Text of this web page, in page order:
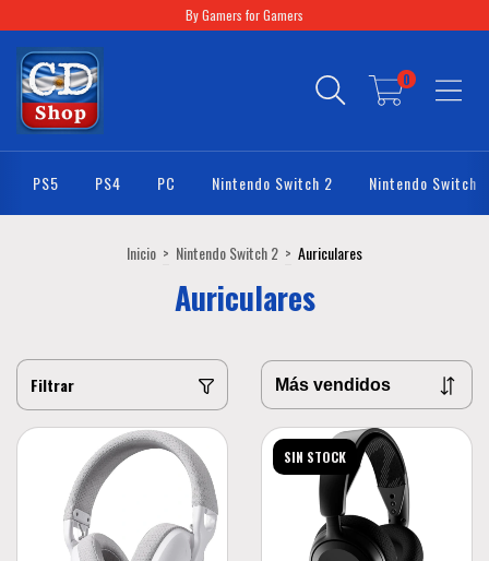
By Gamers for Gamers
0
PS5 PS4 PC Nintendo Switch 2 Nintendo Switch
Inicio > Nintendo Switch 2 > Auriculares
Auriculares
Filtrar
SIN STOCK